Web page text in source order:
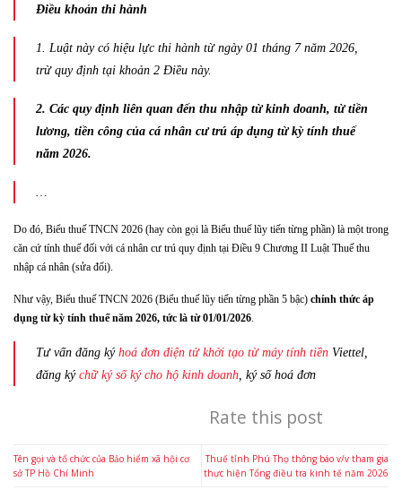
Điều khoản thi hành
1. Luật này có hiệu lực thi hành từ ngày 01 tháng 7 năm 2026,
trừ quy định tại khoản 2 Điều này.
2. Các quy định liên quan đến thu nhập từ kinh doanh, từ tiền
lương, tiền công của cá nhân cư trú áp dụng từ kỳ tính thuế
năm 2026.
…
Do đó, Biểu thuế TNCN 2026 (hay còn gọi là Biểu thuế lũy tiến từng phần) là một trong
căn cứ tính thuế đối với cá nhân cư trú quy định tại Điều 9 Chương II Luật Thuế thu
nhập cá nhân (sửa đổi).
Như vậy, Biểu thuế TNCN 2026 (Biểu thuế lũy tiến từng phần 5 bậc) chính thức áp
dụng từ kỳ tính thuế năm 2026, tức là từ 01/01/2026.
Tư vấn đăng kýhoá đơn điện tử khởi tạo từ máy tính tiềnViettel,
đăng kýchữ ký số ký cho hộ kinh doanh, ký số hoá đơn
Rate this post
Tên gọi và tổ chức của Bảo hiểm xã hội cơ
sở TP Hồ Chí Minh
Thuế tỉnh Phú Thọ thông báo v/v tham gia
thực hiện Tổng điều tra kinh tế năm 2026